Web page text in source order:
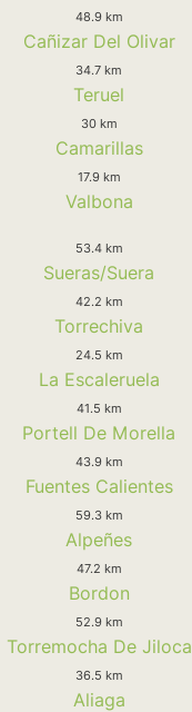
48.9 km
Cañizar Del Olivar
34.7 km
Teruel
30 km
Camarillas
17.9 km
Valbona
53.4 km
Sueras/Suera
42.2 km
Torrechiva
24.5 km
La Escaleruela
41.5 km
Portell De Morella
43.9 km
Fuentes Calientes
59.3 km
Alpeñes
47.2 km
Bordon
52.9 km
Torremocha De Jiloca
36.5 km
Aliaga